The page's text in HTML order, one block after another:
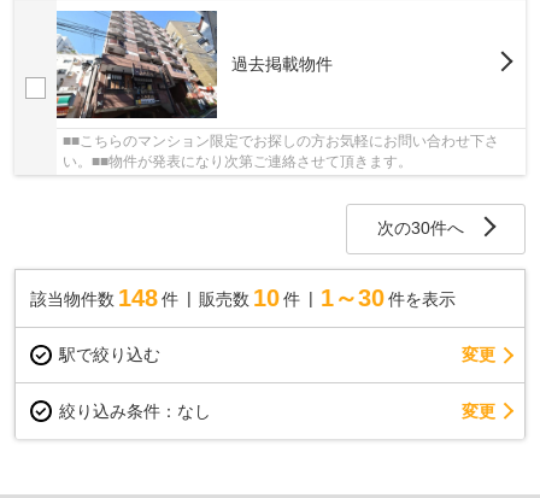
過去掲載物件
■■こちらのマンション限定でお探しの方お気軽にお問い合わせ下さ
い。■■物件が発表になり次第ご連絡させて頂きます。
次の30件へ
該当物件数 148件 販売数 10 件 1～30 件を表示
駅で絞り込む 変更
絞り込み条件： なし 変更